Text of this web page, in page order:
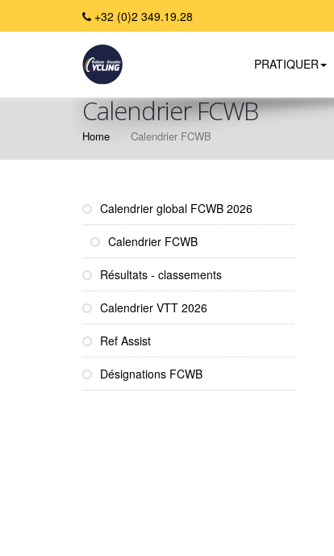
+32 (0)2 349.19.28
PRATIQUER
Calendrier FCWB
Home Calendrier FCWB
Calendrier global FCWB 2026
Calendrier FCWB
Résultats - classements
Calendrier VTT 2026
Ref Assist
Désignations FCWB